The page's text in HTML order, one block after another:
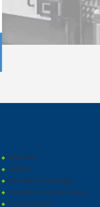
Marchés
Clients
Dernières actualités
Galerie photos & vidéos
Parc Machine